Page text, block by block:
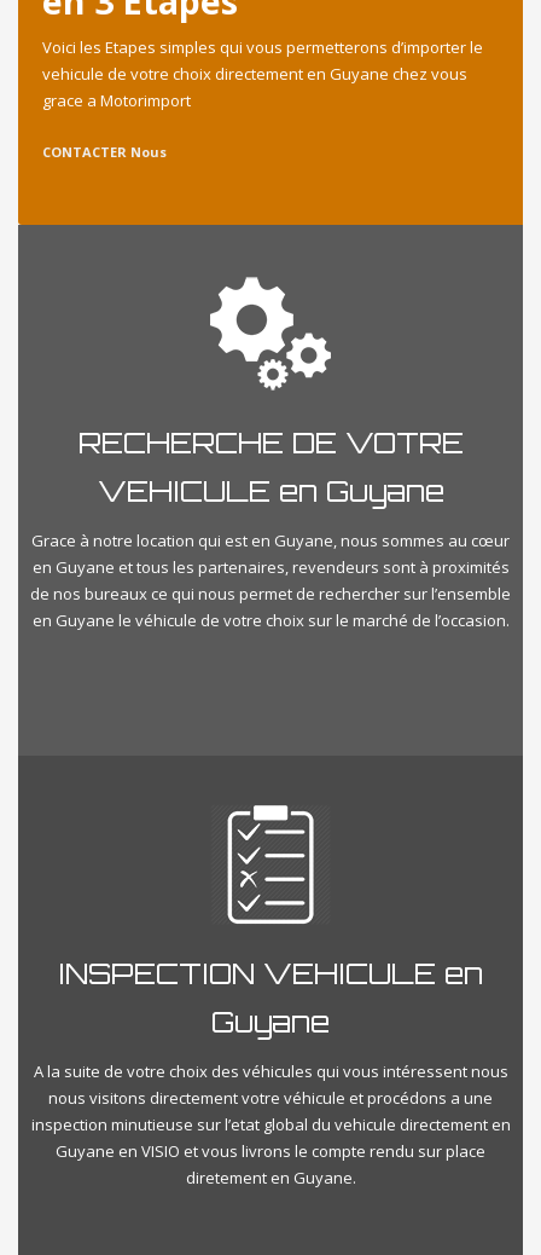
Voici les Etapes simples qui vous permetterons d’importer le
vehicule de votre choix directement en Guyane chez vous
grace a Motorimport
CONTACTER Nous
RECHERCHE DE VOTRE
VEHICULE en Guyane
Grace à notre location qui est en Guyane, nous sommes au cœur
en Guyane et tous les partenaires, revendeurs sont à proximités
de nos bureaux ce qui nous permet de rechercher sur l’ensemble
en Guyane le véhicule de votre choix sur le marché de l’occasion.
INSPECTION VEHICULE en
Guyane
A la suite de votre choix des véhicules qui vous intéressent nous
nous visitons directement votre véhicule et procédons a une
inspection minutieuse sur l’etat global du vehicule directement en
Guyane en VISIO et vous livrons le compte rendu sur place
diretement en Guyane.